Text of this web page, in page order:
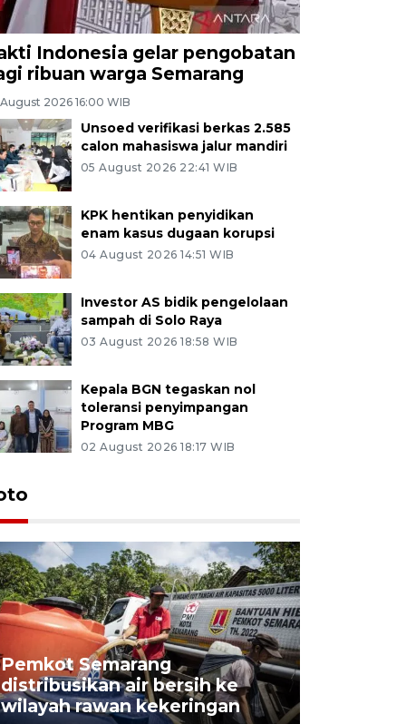
Indonesia gelar pengobatan
ribuan warga Semarang
2026 16:00 WIB
Unsoed verifikasi berkas 2.585
calon mahasiswa jalur mandiri
05 August 2026 22:41 WIB
KPK hentikan penyidikan
enam kasus dugaan korupsi
04 August 2026 14:51 WIB
Investor AS bidik pengelolaan
sampah di Solo Raya
03 August 2026 18:58 WIB
Kepala BGN tegaskan nol
toleransi penyimpangan
Program MBG
02 August 2026 18:17 WIB
Pemkot Semarang
distribusikan air bersih ke
wilayah rawan kekeringan